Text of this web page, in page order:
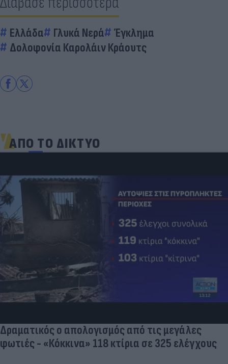
Ελλάδα Γλυκά Νερά
Έγκλημα
Δολοφονία Καρολάιν Κράουτς
ΑΠΟ ΤΟ ΔΙΚΤΥΟ
Δραματικός ο απολογισμός από τις μεγάλες
φωτιές - «Κόκκινα» 118 κτίρια σε 325 ελέγχους